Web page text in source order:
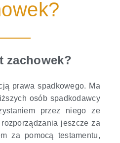
zachowek?
prawa spadkowego. Ma
osób spadkodawcy
przez niego ze
jeszcze za
za pomocą testamentu,